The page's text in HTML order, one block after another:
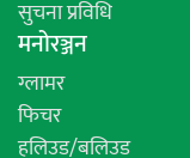
सुचना प्रविधि
मनोरञ्जन
ग्लामर
फिचर
हलिउड/बलिउड